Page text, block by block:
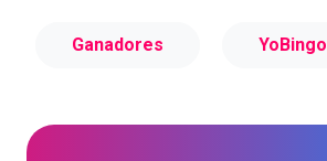
Ganadores YoBingo